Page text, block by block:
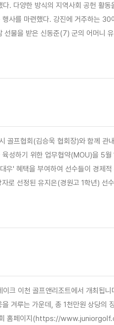
. 다양한 방식의 지역사회 공헌 활
사를 마련했다. 강진에 거주하는
물을 받은 신동준(7) 군의 어머니
프협회(김승욱 협회장)와 함께 관
성하기 위한 업무협약(MOU)을 5
' 혜택을 부여하여 선수들이 경제
크 이천 골프앤리조트에서 개최됩
겨루는 가운데, 총 1천만원 상당의
회 홈페이지(https://